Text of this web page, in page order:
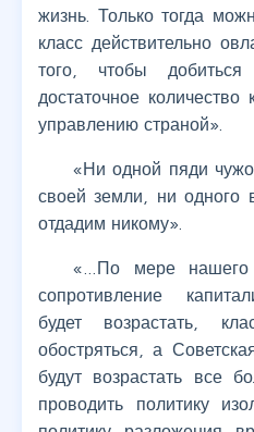
жизнь. Только тогда
класс действительно
того, чтобы
достаточное количество
управлению страной».
«Ни одной пяди
своей земли, ни одного
отдадим никому».
«…По мере нашего
сопротивление
будет возрастать,
обостряться, а
будут возрастать все
проводить политику